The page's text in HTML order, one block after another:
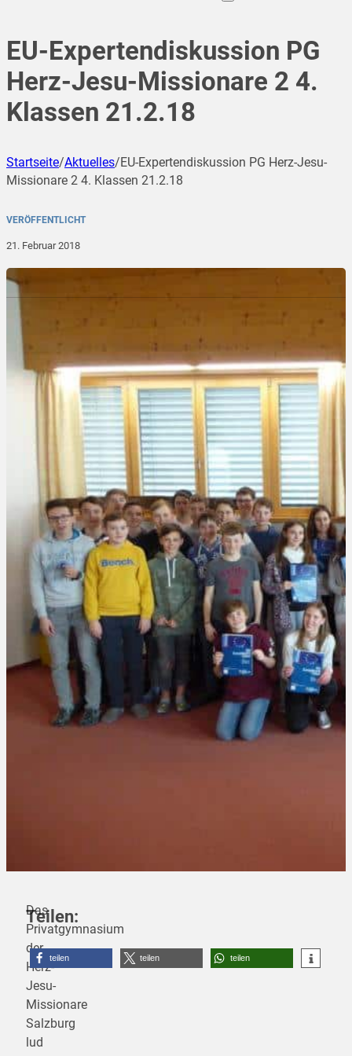
EU-Expertendiskussion PG
Herz-Jesu-Missionare 2 4.
Klassen 21.2.18
Startseite/Aktuelles/EU-Expertendiskussion PG Herz-Jesu-
Missionare 2 4. Klassen 21.2.18
VERÖFFENTLICHT
21. Februar 2018
Das
Privatgymnasium
der
Herz-
Jesu-
Missionare
Salzburg
lud
Teilen:
teilen teilen teilen